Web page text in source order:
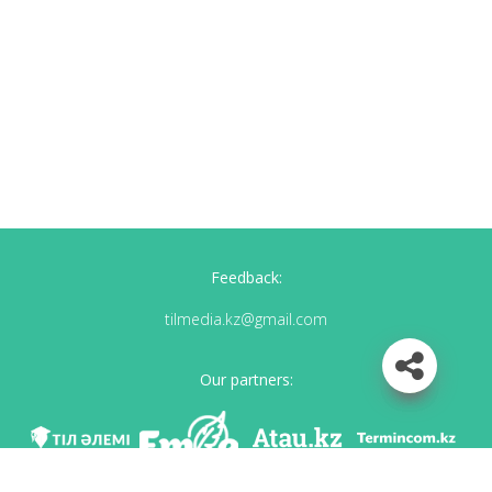
Feedback:
tilmedia.kz@gmail.com
Our partners: